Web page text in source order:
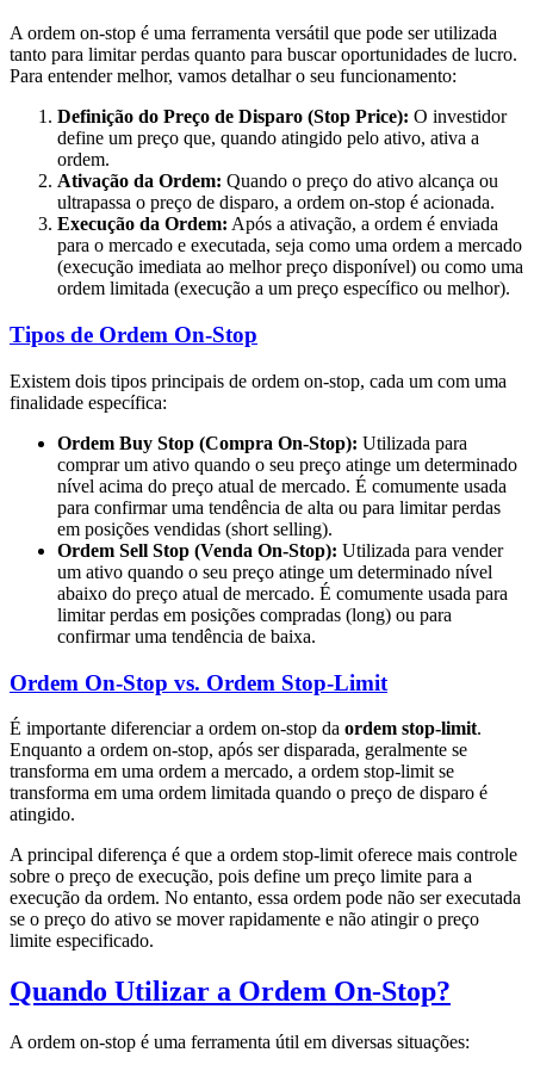
A ordem on-stop é uma ferramenta versátil que pode ser utilizada
tanto para limitar perdas quanto para buscar oportunidades de lucro.
Para entender melhor, vamos detalhar o seu funcionamento:
Definição do Preço de Disparo (Stop Price): O investidor
define um preço que, quando atingido pelo ativo, ativa a
ordem.
Ativação da Ordem: Quando o preço do ativo alcança ou
ultrapassa o preço de disparo, a ordem on-stop é acionada.
Execução da Ordem: Após a ativação, a ordem é enviada
para o mercado e executada, seja como uma ordem a mercado
(execução imediata ao melhor preço disponível) ou como uma
ordem limitada (execução a um preço específico ou melhor).
Tipos de Ordem On-Stop
Existem dois tipos principais de ordem on-stop, cada um com uma
finalidade específica:
Ordem Buy Stop (Compra On-Stop): Utilizada para
comprar um ativo quando o seu preço atinge um determinado
nível acima do preço atual de mercado. É comumente usada
para confirmar uma tendência de alta ou para limitar perdas
em posições vendidas (short selling).
Ordem Sell Stop (Venda On-Stop): Utilizada para vender
um ativo quando o seu preço atinge um determinado nível
abaixo do preço atual de mercado. É comumente usada para
limitar perdas em posições compradas (long) ou para
confirmar uma tendência de baixa.
Ordem On-Stop vs. Ordem Stop-Limit
É importante diferenciar a ordem on-stop da ordem stop-limit.
Enquanto a ordem on-stop, após ser disparada, geralmente se
transforma em uma ordem a mercado, a ordem stop-limit se
transforma em uma ordem limitada quando o preço de disparo é
atingido.
A principal diferença é que a ordem stop-limit oferece mais controle
sobre o preço de execução, pois define um preço limite para a
execução da ordem. No entanto, essa ordem pode não ser executada
se o preço do ativo se mover rapidamente e não atingir o preço
limite especificado.
Quando Utilizar a Ordem On-Stop?
A ordem on-stop é uma ferramenta útil em diversas situações: